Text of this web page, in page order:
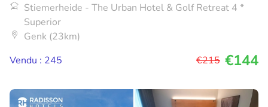
Stiemerheide - The Urban Hotel & Golf Retreat 4 *
Superior
Genk (23km)
Vendu : 245
€215 €144